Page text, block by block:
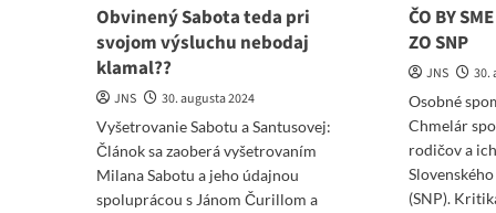
Obvinený Sabota teda pri
svojom výsluchu nebodaj
klamal??
JNS
30. augusta 2024
Vyšetrovanie Sabotu a Santusovej:
Článok sa zaoberá vyšetrovaním
Milana Sabotu a jeho údajnou
spoluprácou s Jánom Čurillom a
ČO BY
ZO SNP
JNS
30.
Osobné
Chmelár
rodičov a
(SNP).